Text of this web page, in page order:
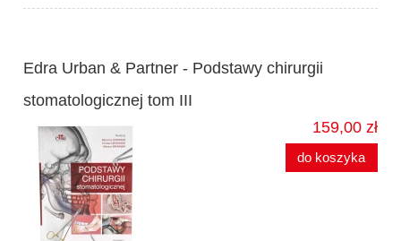
Edra Urban & Partner - Podstawy chirurgii
stomatologicznej tom III
159,00 zł
do koszyka